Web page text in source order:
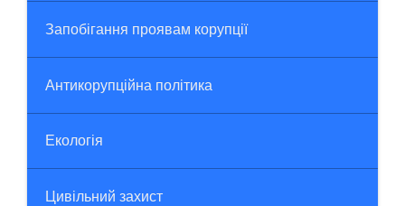
Запобігання проявам корупції
Антикорупційна політика
Екологія
Цивільний захист